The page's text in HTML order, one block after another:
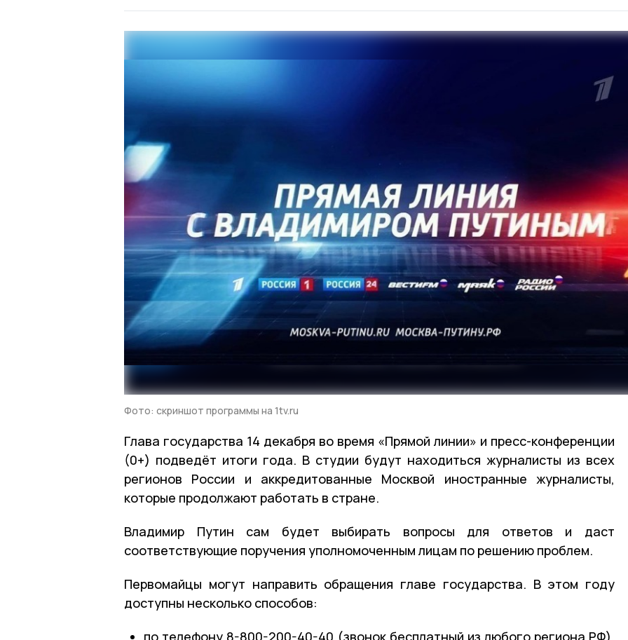
Фото: скриншот программы на 1tv.ru
Глава государства 14 декабря во время «Прямой линии» и пресс-конференции
(0+) подведёт итоги года. В студии будут находиться журналисты из всех
регионов России и аккредитованные Москвой иностранные журналисты,
которые продолжают работать в стране.
Владимир Путин сам будет выбирать вопросы для ответов и даст
соответствующие поручения уполномоченным лицам по решению проблем.
Первомайцы могут направить обращения главе государства. В этом году
доступны несколько способов:
по телефону 8-800-200-40-40 (звонок бесплатный из любого региона РФ),